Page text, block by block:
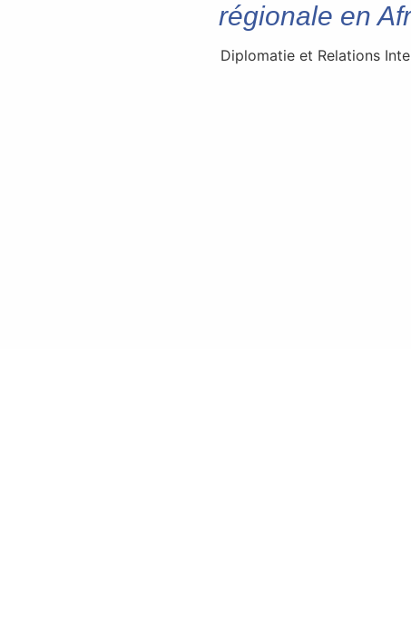
régionale en
Diplomatie et Relations